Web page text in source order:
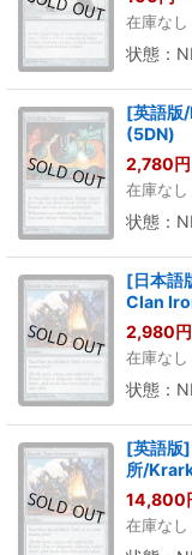
在庫なし
状態：
[英語版
(5DN)
2,780円
在庫なし
状態：
[日本語
Clan
2,980円
在庫なし
状態：
[英語版
所/
14,800
在庫なし